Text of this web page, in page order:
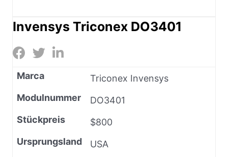
Invensys Triconex DO3401
Marca
Triconex Invensys
Modulnummer
DO3401
Stückpreis
$800
Ursprungsland
USA